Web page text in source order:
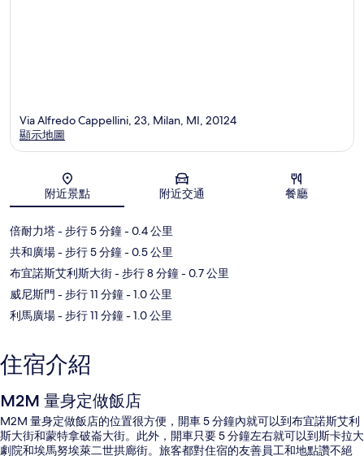
地圖
Via Alfredo Cappellini, 23, Milan, MI, 20124
顯示地圖
附近景點 附近交通 餐廳
倍耐力塔- 步行 5 分鐘- 0.4 公里
共和廣場- 步行 5 分鐘- 0.5 公里
布宜諾斯艾利斯大街- 步行 8 分鐘- 0.7 公里
威尼斯門 - 步行 11 分鐘- 1.0 公里
利馬廣場- 步行 11 分鐘- 1.0 公里
住宿介紹
M2M 量身定做飯店
M2M 量身定做飯店的位置很方便，開車 5 分鐘內就可以到布宜諾斯艾利
斯大街和蒙特拿破崙大街。此外，開車只要 5 分鐘左右就可以到斯卡拉大
劇院和埃馬努埃萊二世拱廊街。旅客都對住宿的友善員工和地點讚不絕